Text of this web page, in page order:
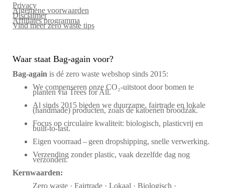
Privacy
Algemene voorwaarden
Disclaimer
Affiliates programma
Vind meer zero waste tips
Waar staat Bag-again voor?
Bag‑again is dé zero waste webshop sinds 2015:
We compenseren onze CO₂-uitstoot door bomen te
planten via Trees for All.
Al sinds 2015 bieden we duurzame, fairtrade en lokale
(handmade) producten, zoals de katoenen broodzak.
Focus op circulaire kwaliteit: biologisch, plasticvrij en
built-to-last.
Eigen voorraad – geen dropshipping, snelle verwerking.
Verzending zonder plastic, vaak dezelfde dag nog
verzonden.
Kernwaarden:
Zero waste · Fairtrade · Lokaal · Biologisch ·